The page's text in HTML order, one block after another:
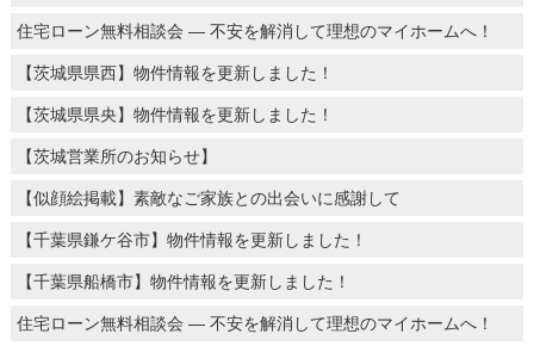
住宅ローン無料相談会 ― 不安を解消して理想のマイホームへ！
【茨城県県西】物件情報を更新しました！
【茨城県県央】物件情報を更新しました！
【茨城営業所のお知らせ】
【似顔絵掲載】素敵なご家族との出会いに感謝して
【千葉県鎌ケ谷市】物件情報を更新しました！
【千葉県船橋市】物件情報を更新しました！
住宅ローン無料相談会 ― 不安を解消して理想のマイホームへ！